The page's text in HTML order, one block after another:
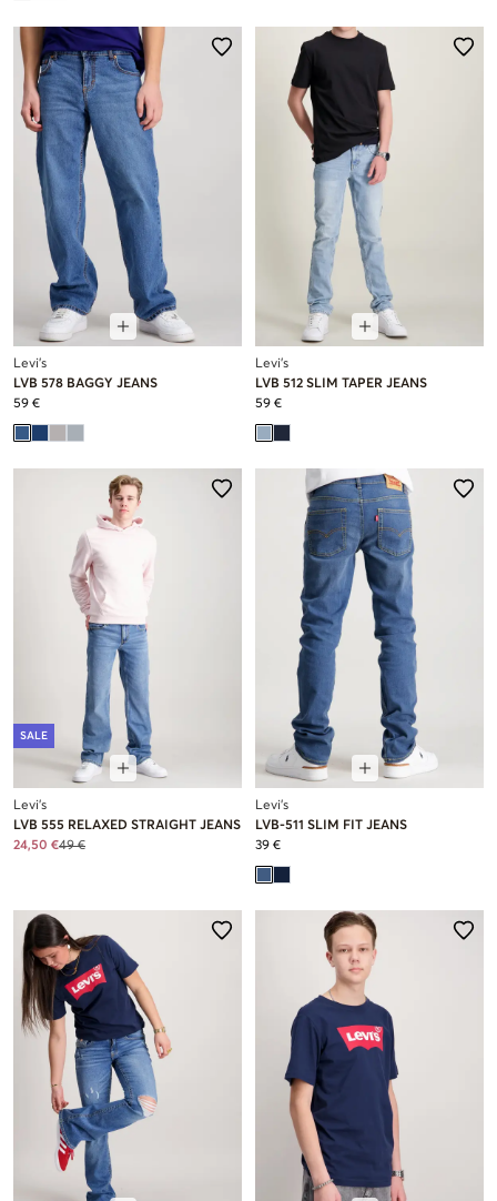
Levi's
LVB 578 BAGGY JEANS
59 €
Levi's
LVB 512 SLIM TAPER JEANS
59 €
SALE
Levi's
LVB 555 RELAXED STRAIGHT JEANS
24,50 €49 €
Levi's
LVB-511 SLIM FIT JEANS
39 €